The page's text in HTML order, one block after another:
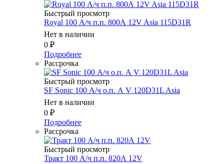
Быстрый просмотр
Royal 100 А/ч п.п. 800А 12V Asia 115D31R
Нет в наличии
0 ₽
Подробнее
Рассрочка
Быстрый просмотр
SF Sonic 100 А/ч о.п. А V 120D31L Asia
Нет в наличии
0 ₽
Подробнее
Рассрочка
Быстрый просмотр
Тракт 100 А/ч п.п. 820А 12V